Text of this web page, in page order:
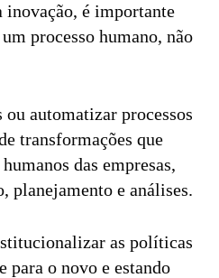
é importante
processo humano, não
automatizar processos
transformações que
das empresas,
planejamento e análises.
as políticas
para o novo e estando